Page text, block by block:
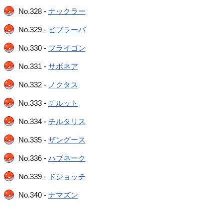
No.328 - ナックラー
No.329 - ビブラーバ
No.330 - フライゴン
No.331 - サボネア
No.332 - ノクタス
No.333 - チルット
No.334 - チルタリス
No.335 - ザングース
No.336 - ハブネーク
No.339 - ドジョッチ
No.340 - ナマズン